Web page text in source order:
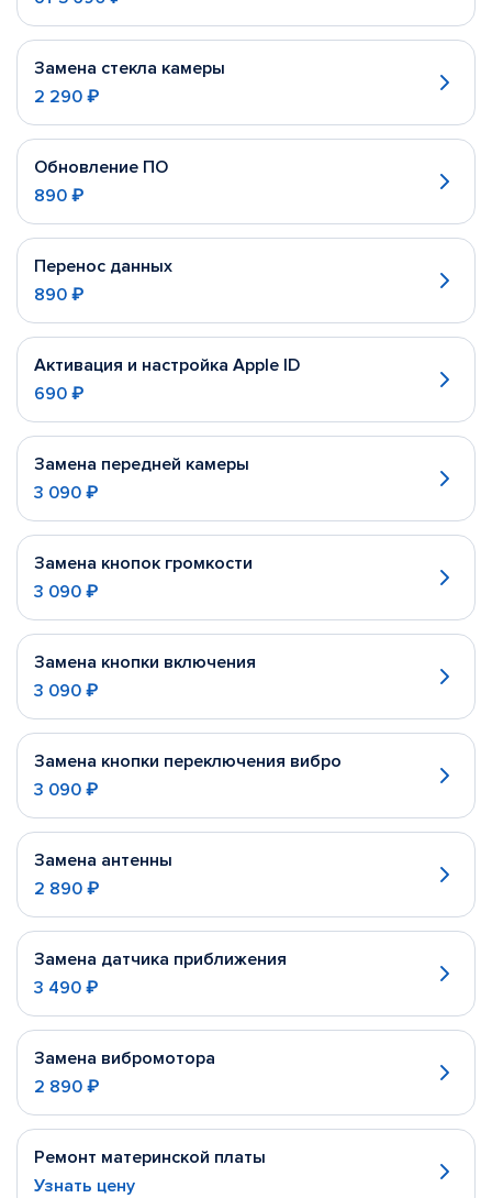
Замена стекла камеры
2 290 ₽
Обновление ПО
890 ₽
Перенос данных
890 ₽
Активация и настройка Apple ID
690 ₽
Замена передней камеры
3 090 ₽
Замена кнопок громкости
3 090 ₽
Замена кнопки включения
3 090 ₽
Замена кнопки переключения вибро
3 090 ₽
Замена антенны
2 890 ₽
Замена датчика приближения
3 490 ₽
Замена вибромотора
2 890 ₽
Ремонт материнской платы
Узнать цену